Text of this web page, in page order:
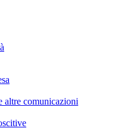
altre comunicazioni